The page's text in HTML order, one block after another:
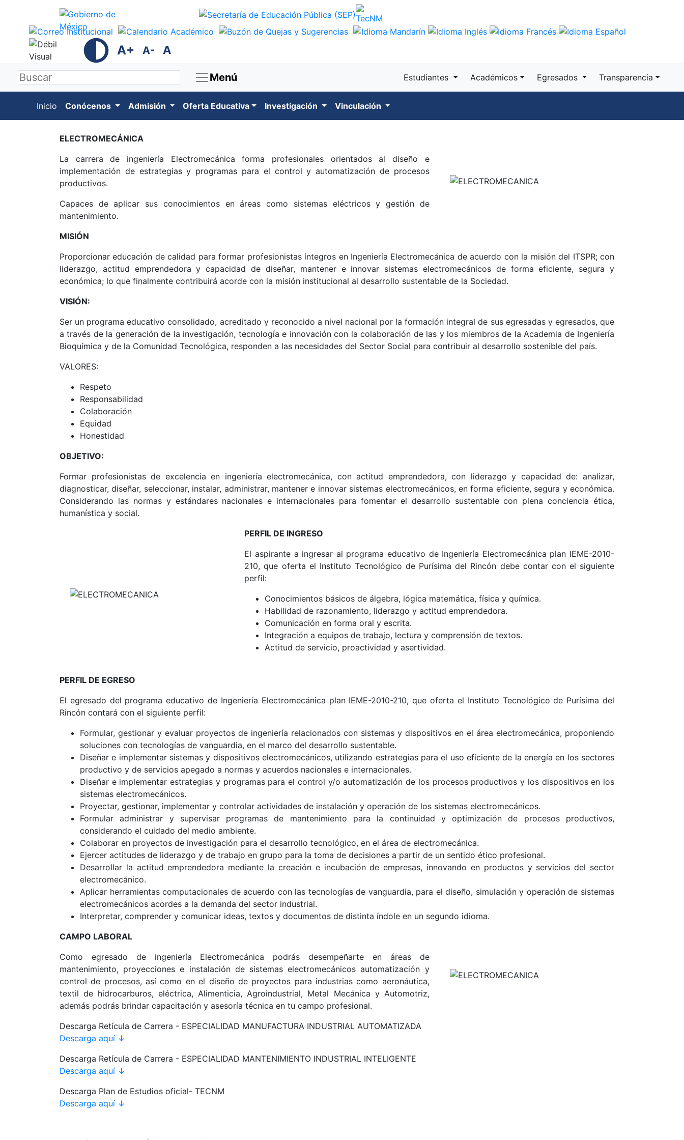
A+ A- A
Menú Estudiantes Académicos Egresados Transparencia
Inicio Conócenos Admisión Oferta Educativa Investigación Vinculación
ELECTROMECÁNICA
La carrera de ingeniería Electromecánica forma profesionales orientados al diseño e
implementación de estrategias y programas para el control y automatización de procesos
productivos.
Capaces de aplicar sus conocimientos en áreas como sistemas eléctricos y gestión de
mantenimiento.
MISIÓN
Proporcionar educación de calidad para formar profesionistas íntegros en Ingeniería Electromecánica de acuerdo con la misión del ITSPR; con
liderazgo, actitud emprendedora y capacidad de diseñar, mantener e innovar sistemas electromecánicos de forma eficiente, segura y
económica; lo que finalmente contribuirá acorde con la misión institucional al desarrollo sustentable de la Sociedad.
VISIÓN:
Ser un programa educativo consolidado, acreditado y reconocido a nivel nacional por la formación integral de sus egresadas y egresados, que
a través de la generación de la investigación, tecnología e innovación con la colaboración de las y los miembros de la Academia de Ingeniería
Bioquímica y de la Comunidad Tecnológica, responden a las necesidades del Sector Social para contribuir al desarrollo sostenible del país.
VALORES:
Respeto
Responsabilidad
Colaboración
Equidad
Honestidad
OBJETIVO:
Formar profesionistas de excelencia en ingeniería electromecánica, con actitud emprendedora, con liderazgo y capacidad de: analizar,
diagnosticar, diseñar, seleccionar, instalar, administrar, mantener e innovar sistemas electromecánicos, en forma eficiente, segura y económica.
Considerando las normas y estándares nacionales e internacionales para fomentar el desarrollo sustentable con plena conciencia ética,
humanística y social.
PERFIL DE INGRESO
El aspirante a ingresar al programa educativo de Ingeniería Electromecánica plan IEME-2010-
210, que oferta el Instituto Tecnológico de Purísima del Rincón debe contar con el siguiente
perfil:
Conocimientos básicos de álgebra, lógica matemática, física y química.
Habilidad de razonamiento, liderazgo y actitud emprendedora.
Comunicación en forma oral y escrita.
Integración a equipos de trabajo, lectura y comprensión de textos.
Actitud de servicio, proactividad y asertividad.
PERFIL DE EGRESO
El egresado del programa educativo de Ingeniería Electromecánica plan IEME-2010-210, que oferta el Instituto Tecnológico de Purísima del
Rincón contará con el siguiente perfil:
Formular, gestionar y evaluar proyectos de ingeniería relacionados con sistemas y dispositivos en el área electromecánica, proponiendo
soluciones con tecnologías de vanguardia, en el marco del desarrollo sustentable.
Diseñar e implementar sistemas y dispositivos electromecánicos, utilizando estrategias para el uso eficiente de la energía en los sectores
productivo y de servicios apegado a normas y acuerdos nacionales e internacionales.
Diseñar e implementar estrategias y programas para el control y/o automatización de los procesos productivos y los dispositivos en los
sistemas electromecánicos.
Proyectar, gestionar, implementar y controlar actividades de instalación y operación de los sistemas electromecánicos.
Formular administrar y supervisar programas de mantenimiento para la continuidad y optimización de procesos productivos,
considerando el cuidado del medio ambiente.
Colaborar en proyectos de investigación para el desarrollo tecnológico, en el área de electromecánica.
Ejercer actitudes de liderazgo y de trabajo en grupo para la toma de decisiones a partir de un sentido ético profesional.
Desarrollar la actitud emprendedora mediante la creación e incubación de empresas, innovando en productos y servicios del sector
electromecánico.
Aplicar herramientas computacionales de acuerdo con las tecnologías de vanguardia, para el diseño, simulación y operación de sistemas
electromecánicos acordes a la demanda del sector industrial.
Interpretar, comprender y comunicar ideas, textos y documentos de distinta índole en un segundo idioma.
CAMPO LABORAL
Como egresado de ingeniería Electromecánica podrás desempeñarte en áreas de
mantenimiento, proyecciones e instalación de sistemas electromecánicos automatización y
control de procesos, así como en el diseño de proyectos para industrias como aeronáutica,
textil de hidrocarburos, eléctrica, Alimenticia, Agroindustrial, Metal Mecánica y Automotriz,
además podrás brindar capacitación y asesoría técnica en tu campo profesional.
Descarga Retícula de Carrera - ESPECIALIDAD MANUFACTURA INDUSTRIAL AUTOMATIZADA
Descarga aquí ↓
Descarga Retícula de Carrera - ESPECIALIDAD MANTENIMIENTO INDUSTRIAL INTELIGENTE
Descarga aquí ↓
Descarga Plan de Estudios oficial- TECNM
Descarga aquí ↓